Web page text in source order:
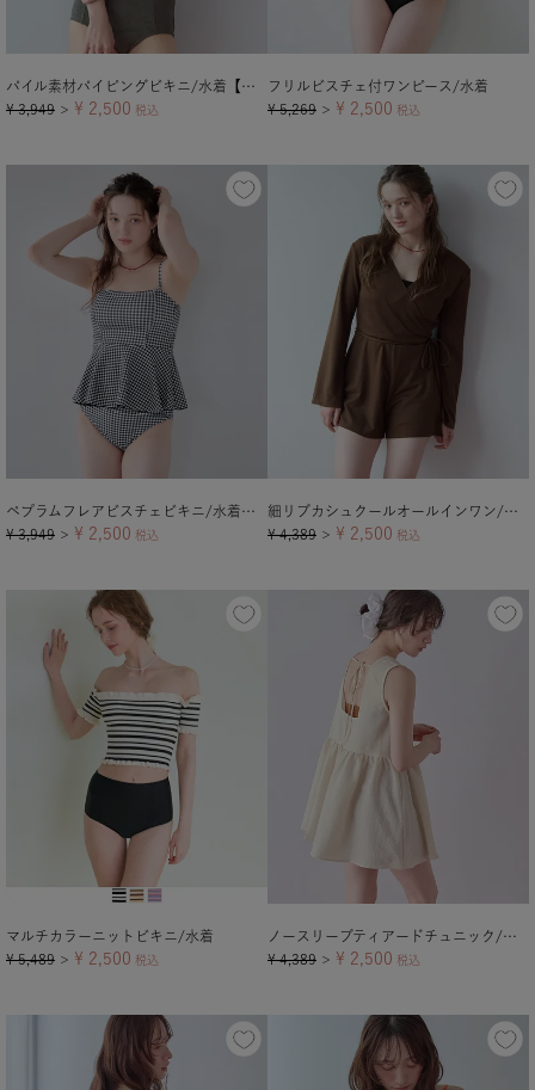
パイル素材パイピングビキニ/水着【メール便可／100】
¥ 3,949 ＞ ¥ 2,500 税込
フリルビスチェ付ワンピース/水着
¥ 5,269 ＞ ¥ 2,500 税込
ペプラムフレアビスチェビキニ/水着【メール便可／100】
¥ 3,949 ＞ ¥ 2,500 税込
細リブカシュクールオールインワン/ラッシュガード
¥ 4,389 ＞ ¥ 2,500 税込
マルチカラーニットビキニ/水着
¥ 5,489 ＞ ¥ 2,500 税込
ノースリーブティアードチュニック/ラッシュガード【メール便可／70】
¥ 4,389 ＞ ¥ 2,500 税込